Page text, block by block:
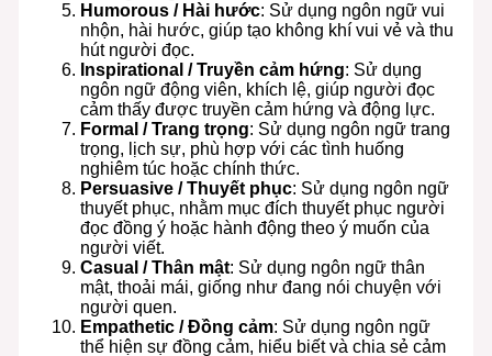
Humorous / Hài hước: Sử dụng ngôn ngữ vui
nhộn, hài hước, giúp tạo không khí vui vẻ và thu
hút người đọc.
Inspirational / Truyền cảm hứng: Sử dụng
ngôn ngữ động viên, khích lệ, giúp người đọc
cảm thấy được truyền cảm hứng và động lực.
Formal / Trang trọng: Sử dụng ngôn ngữ trang
trọng, lịch sự, phù hợp với các tình huống
nghiêm túc hoặc chính thức.
Persuasive / Thuyết phục: Sử dụng ngôn ngữ
thuyết phục, nhằm mục đích thuyết phục người
đọc đồng ý hoặc hành động theo ý muốn của
người viết.
Casual / Thân mật: Sử dụng ngôn ngữ thân
mật, thoải mái, giống như đang nói chuyện với
người quen.
Empathetic / Đồng cảm: Sử dụng ngôn ngữ
thể hiện sự đồng cảm, hiểu biết và chia sẻ cảm